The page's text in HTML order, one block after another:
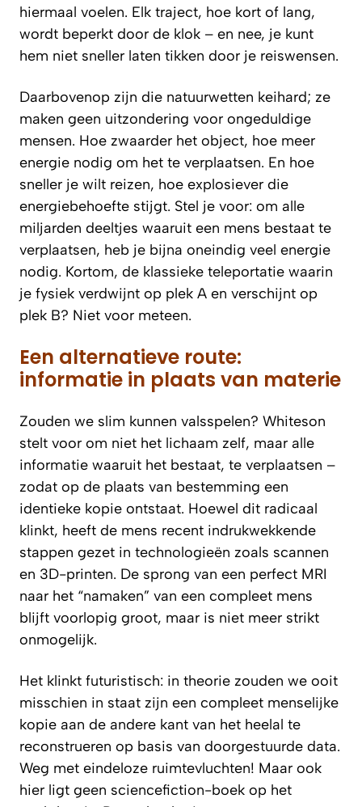
hiermaal voelen. Elk traject, hoe kort of lang,
wordt beperkt door de klok – en nee, je kunt
hem niet sneller laten tikken door je reiswensen.
Daarbovenop zijn die natuurwetten keihard; ze
maken geen uitzondering voor ongeduldige
mensen. Hoe zwaarder het object, hoe meer
energie nodig om het te verplaatsen. En hoe
sneller je wilt reizen, hoe explosiever die
energiebehoefte stijgt. Stel je voor: om alle
miljarden deeltjes waaruit een mens bestaat te
verplaatsen, heb je bijna oneindig veel energie
nodig. Kortom, de klassieke teleportatie waarin
je fysiek verdwijnt op plek A en verschijnt op
plek B? Niet voor meteen.
Een alternatieve route:
informatie in plaats van materie
Zouden we slim kunnen valsspelen? Whiteson
stelt voor om niet het lichaam zelf, maar alle
informatie waaruit het bestaat, te verplaatsen –
zodat op de plaats van bestemming een
identieke kopie ontstaat. Hoewel dit radicaal
klinkt, heeft de mens recent indrukwekkende
stappen gezet in technologieën zoals scannen
en 3D-printen. De sprong van een perfect MRI
naar het “namaken” van een compleet mens
blijft voorlopig groot, maar is niet meer strikt
onmogelijk.
Het klinkt futuristisch: in theorie zouden we ooit
misschien in staat zijn een compleet menselijke
kopie aan de andere kant van het heelal te
reconstrueren op basis van doorgestuurde data.
Weg met eindeloze ruimtevluchten! Maar ook
hier ligt geen sciencefiction-boek op het